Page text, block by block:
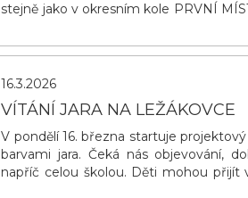
stejně jako v okresním kole PRVNÍ
kola v Praze. Patří mu veliké díky s
16.3.2026
VÍTÁNÍ JARA NA LEŽÁKOVCE
V pondělí 16. března startuje
barvami jara. Čeká nás objevování,
napříč celou školou. Děti mohou přijít